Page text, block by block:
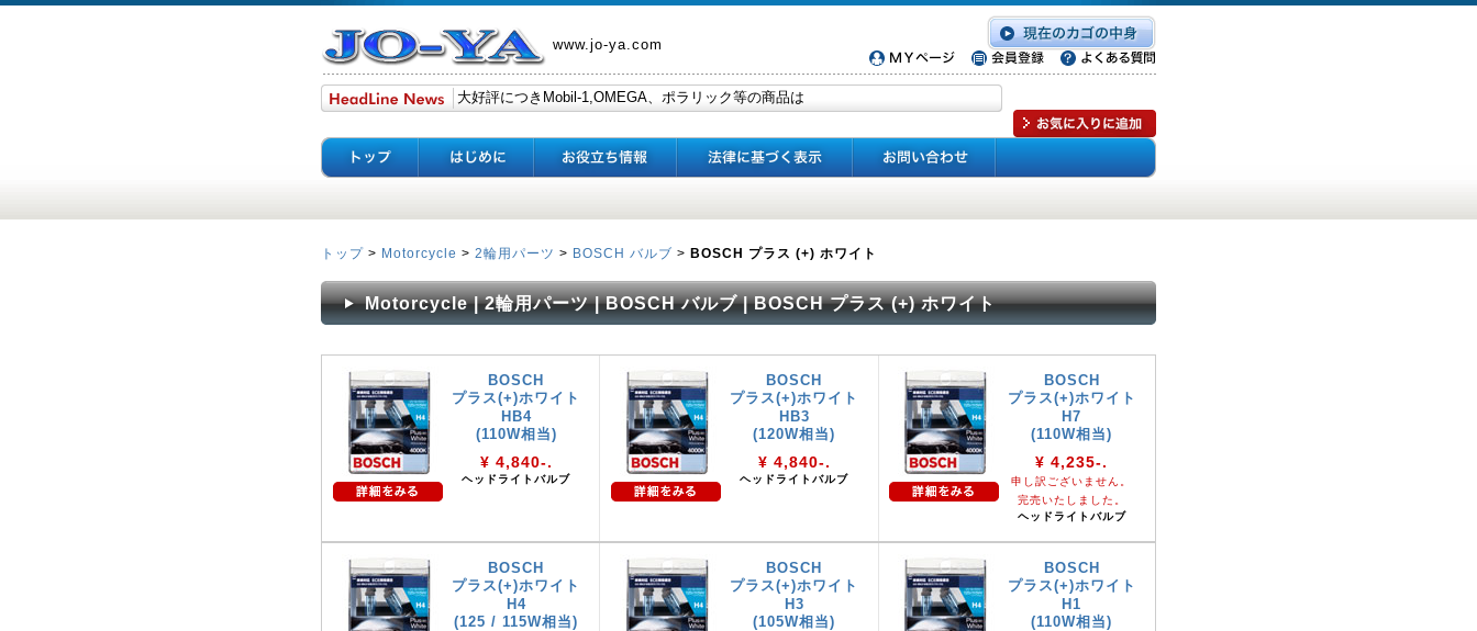
www.jo-ya.com
トップ > Motorcycle > 2輪用パーツ > BOSCH バルブ > BOSCH プラス (+) ホワイト
Motorcycle | 2輪用パーツ | BOSCH バルブ | BOSCH プラス (+) ホワイト
BOSCH
プラス(+)ホワイト
HB4
(110W相当)
¥ 4,840-.
ヘッドライトバルブ
BOSCH
プラス(+)ホワイト
HB3
(120W相当)
¥ 4,840-.
ヘッドライトバルブ
BOSCH
プラス(+)ホワイト
H7
(110W相当)
¥ 4,235-.
申し訳ございません。
完売いたしました。
ヘッドライトバルブ
BOSCH
プラス(+)ホワイト
H4
(125 / 115W相当)
BOSCH
プラス(+)ホワイト
H3
(105W相当)
BOSCH
プラス(+)ホワイト
H1
(110W相当)